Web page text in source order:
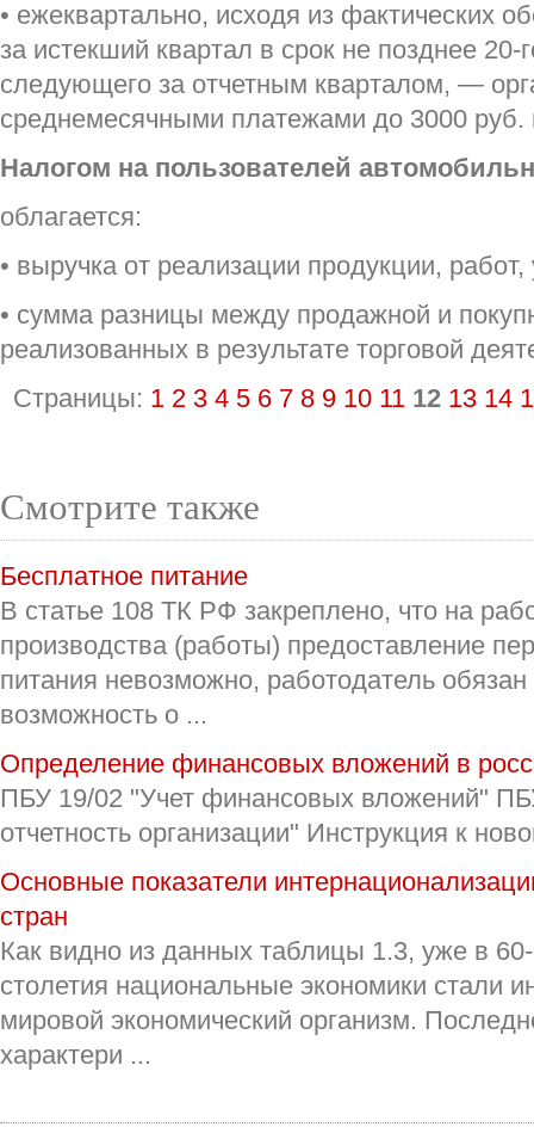
• ежеквартально, исходя из фактических
за истекший квартал в срок не позднее 20-
следующего за отчетным кварталом, —
среднемесячными платежами до 3000
Налогом на пользователей
облагается:
• выручка от реализации продукции, работ,
• сумма разницы между продажной и
реализованных в результате торговой
Страницы: 1 2 3 4 5 6 7 8 9 10 11 12 13 14
Смотрите также
Бесплатное питание
В статье 108 ТК РФ закреплено, что на
производства (работы) предоставление
питания невозможно, работодатель обязан
возможность о ...
Определение финансовых вложений в
ПБУ 19/02 "Учет финансовых вложений"
отчетность организации" Инструкция к
Основные показатели
стран
Как видно из данных таблицы 1.3, уже в
столетия национальные экономики стали
мировой экономический организм.
характери ...